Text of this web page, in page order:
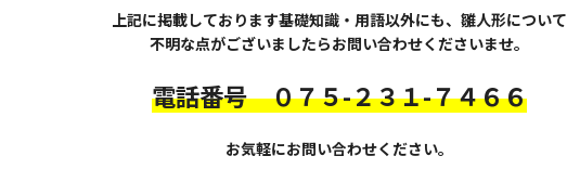
上記に掲載しております基礎知識・用語以外にも、雛人形について
不明な点がございましたらお問い合わせくださいませ。
電話番号 ０７５-２３１-７４６６
お気軽にお問い合わせください。